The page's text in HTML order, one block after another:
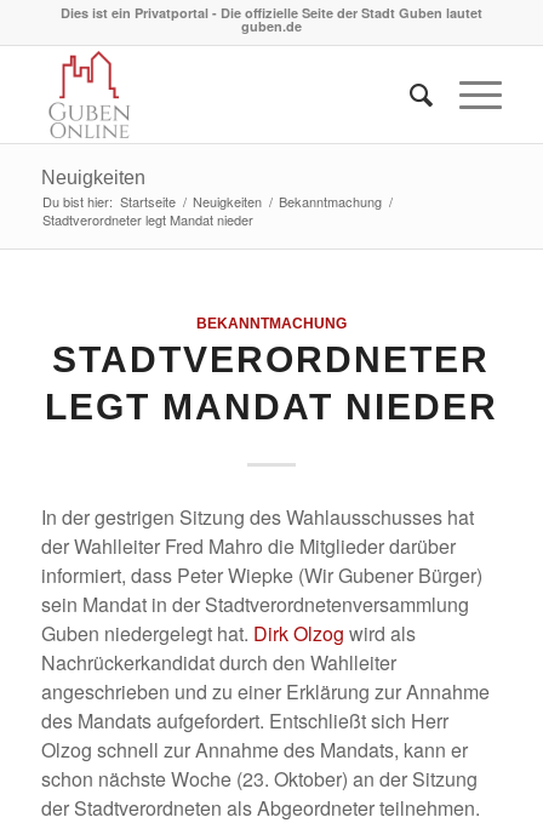
Dies ist ein Privatportal - Die offizielle Seite der Stadt Guben lautet
guben.de
Neuigkeiten
Du bist hier: Startseite / Neuigkeiten / Bekanntmachung /
Stadtverordneter legt Mandat nieder
BEKANNTMACHUNG
STADTVERORDNETER
LEGT MANDAT NIEDER
In der gestrigen Sitzung des Wahlausschusses hat
der Wahlleiter Fred Mahro die Mitglieder darüber
informiert, dass Peter Wiepke (Wir Gubener Bürger)
sein Mandat in der Stadtverordnetenversammlung
Guben niedergelegt hat. Dirk Olzog wird als
Nachrückerkandidat durch den Wahlleiter
angeschrieben und zu einer Erklärung zur Annahme
des Mandats aufgefordert. Entschließt sich Herr
Olzog schnell zur Annahme des Mandats, kann er
schon nächste Woche (23. Oktober) an der Sitzung
der Stadtverordneten als Abgeordneter teilnehmen.